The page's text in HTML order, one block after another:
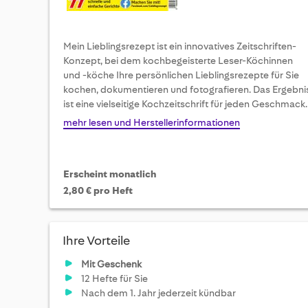
Mein Lieblingsrezept ist ein innovatives Zeitschriften-
Konzept, bei dem kochbegeisterte Leser-Köchinnen
und -köche Ihre persönlichen Lieblingsrezepte für Sie
kochen, dokumentieren und fotografieren. Das
ist eine vielseitige Kochzeitschrift für jeden Geschmack.
mehr lesen und Herstellerinformationen
Erscheint monatlich
2,80 € pro Heft
Ihre Vorteile
Mit Geschenk
12 Hefte für Sie
Nach dem 1. Jahr jederzeit kündbar